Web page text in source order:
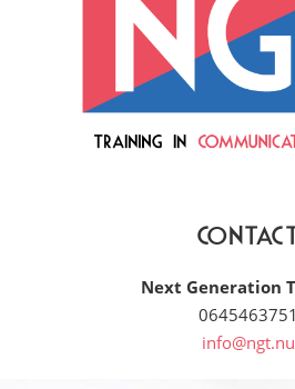
Contact
Next Generation
0645463751
info@ngt.nu